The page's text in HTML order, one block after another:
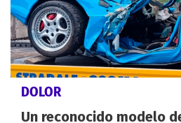
DOLOR
Un reconocido modelo